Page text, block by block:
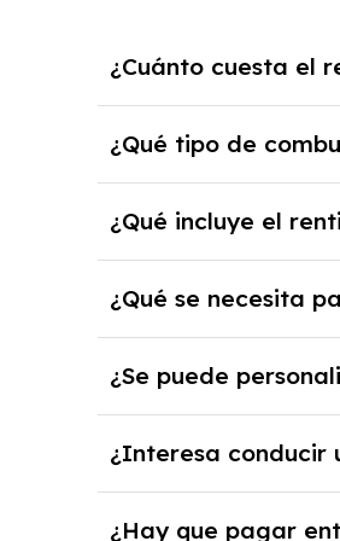
¿Cuánto cuesta el
¿Qué tipo de
¿Qué incluye el
impuestos, asistencia
¿Qué se necesita
solvencia de la
¿Se puede
cuando lo pactes con
¿Interesa conducir
¿Hay que pagar